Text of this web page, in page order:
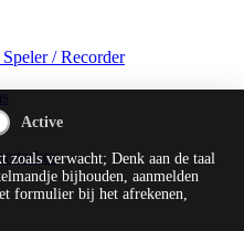
/ Recorder
zoals verwacht; Denk aan de taal
bijhouden, aanmelden
formulier bij het afrekenen,